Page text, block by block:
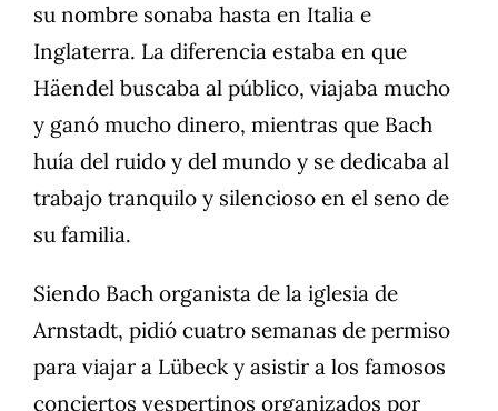
su nombre sonaba hasta en Italia e
Inglaterra. La diferencia estaba en que
Häendel buscaba al público, viajaba mucho
y ganó mucho dinero, mientras que Bach
huía del ruido y del mundo y se dedicaba al
trabajo tranquilo y silencioso en el seno de
su familia.
Siendo Bach organista de la iglesia de
Arnstadt, pidió cuatro semanas de permiso
para viajar a Lübeck y asistir a los famosos
conciertos vespertinos organizados por